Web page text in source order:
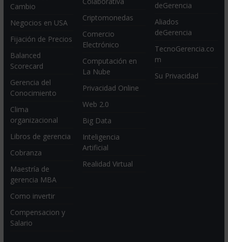
Cambio
Negocios en USA
Fijación de Precios
Balanced
Scorecard
Gerencia del
Conocimiento
Clima
organizacional
Libros de gerencia
Cobranza
Maestría de
gerencia MBA
Como invertir
Compensacion y
Salario
Criptomonedas
Comercio
Electrónico
Computación en
La Nube
Privacidad Online
Web 2.0
Big Data
Inteligencia
Artificial
Realidad Virtual
deGerencia
Aliados
deGerencia
TecnoGerencia.co
m
Su Privacidad